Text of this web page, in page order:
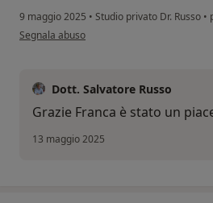
9 maggio 2025 • Studio privato Dr. Russo •
secondo l'opinione dell'utente Franca
Segnala abuso
Dott. Salvatore Russo
Grazie Franca è stato un
13 maggio 2025